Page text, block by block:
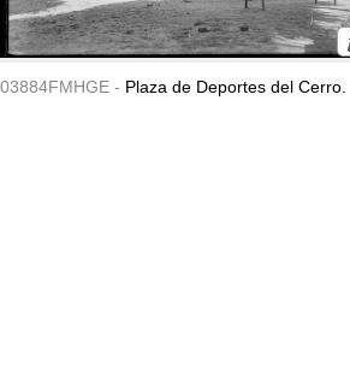
03884FMHGE - Plaza de Deportes del Cerro.